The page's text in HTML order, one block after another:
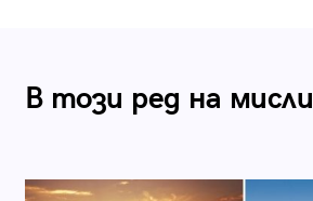
В този ред на мисли